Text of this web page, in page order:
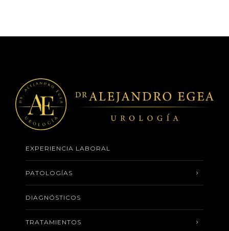
EXPERIENCIA LABORAL
PATOLOGÍAS
DIAGNÓSTICOS
TRATAMIENTOS